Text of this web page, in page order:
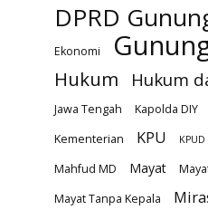
DPRD
Ekonomi
Hukum Hukum
Jawa Tengah Kapolda DIY
Kementerian
KPU KPUD
Mahfud MD
Mayat
Mayat Tanpa Kepala